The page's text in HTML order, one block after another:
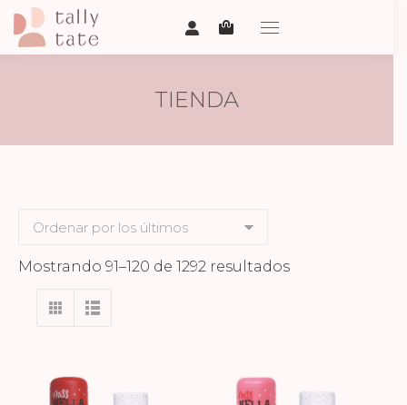
TIENDA
Mostrando 91–120 de 1292 resultadosOrdenado